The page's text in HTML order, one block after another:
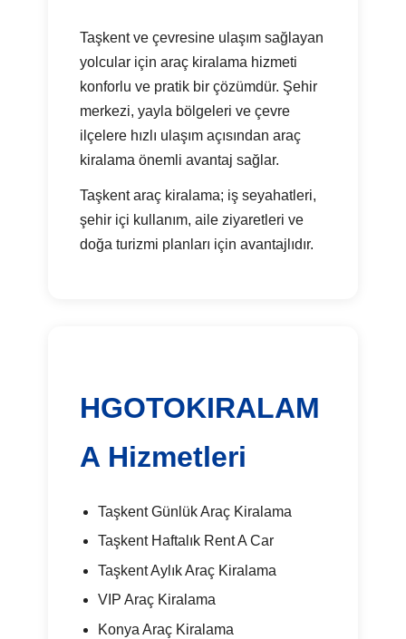
Taşkent ve çevresine ulaşım sağlayan
yolcular için araç kiralama hizmeti
konforlu ve pratik bir çözümdür. Şehir
merkezi, yayla bölgeleri ve çevre
ilçelere hızlı ulaşım açısından araç
kiralama önemli avantaj sağlar.
Taşkent araç kiralama; iş seyahatleri,
şehir içi kullanım, aile ziyaretleri ve
doğa turizmi planları için avantajlıdır.
HGOTOKIRALAM
A Hizmetleri
Taşkent Günlük Araç Kiralama
Taşkent Haftalık Rent A Car
Taşkent Aylık Araç Kiralama
VIP Araç Kiralama
Konya Araç Kiralama